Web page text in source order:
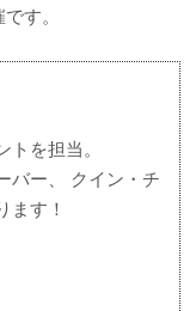
す。
を担当。
バー、 クイン・チ
ます！